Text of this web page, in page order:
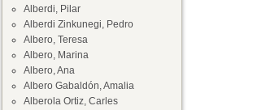
Alberdi, Pilar
Alberdi Zinkunegi, Pedro
Albero, Teresa
Albero, Marina
Albero, Ana
Albero Gabaldón, Amalia
Alberola Ortiz, Carles